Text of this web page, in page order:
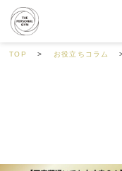
TOP お役立ちコラム